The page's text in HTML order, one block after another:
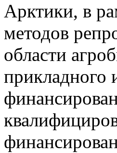
Арктики, в
методов
области
прикладного